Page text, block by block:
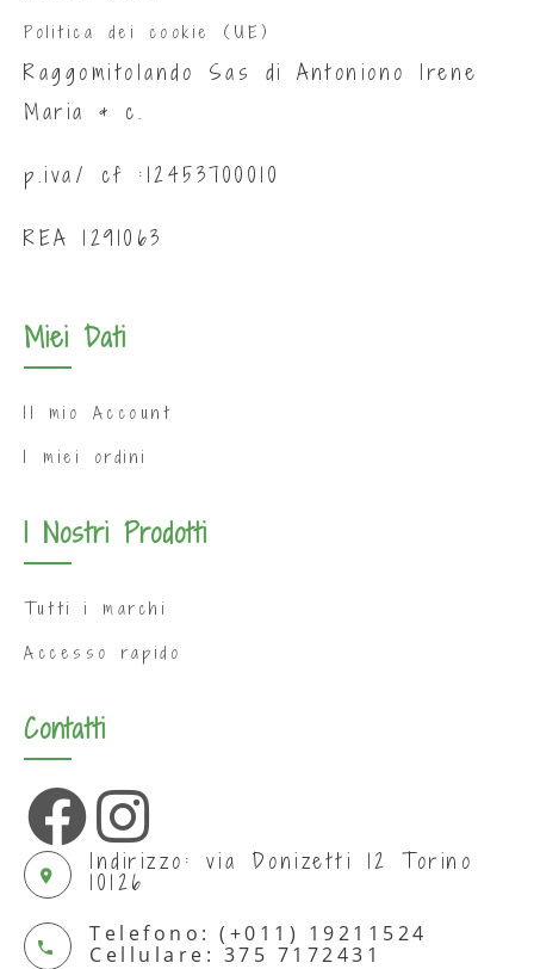
Politica dei cookie (UE)
Raggomitolando Sas di Antoniono Irene
Maria & c.
p.iva/ cf :12453700010
REA 1291063
Miei Dati
Il mio Account
I miei ordini
I Nostri Prodotti
Tutti i marchi
Accesso rapido
Contatti
Indirizzo: via Donizetti 12 Torino
10126
Telefono: (+011) 19211524
Cellulare: 375 7172431